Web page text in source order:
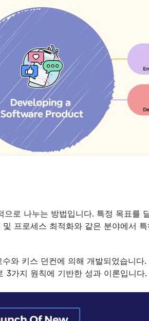
로 나누는 방법입니다. 특정 목표를
프로세스 최적화와 같은 분야에서
와 키스 던컨에 의해 개발되었습니다
가지 원칙에 기반한 성과 이론입니다